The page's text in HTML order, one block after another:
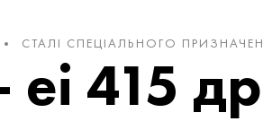
СТАЛІ СПЕЦІАЛЬНОГО
415